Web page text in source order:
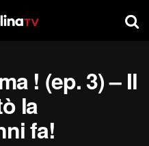
! (ep. 3) – Il
la
fa!